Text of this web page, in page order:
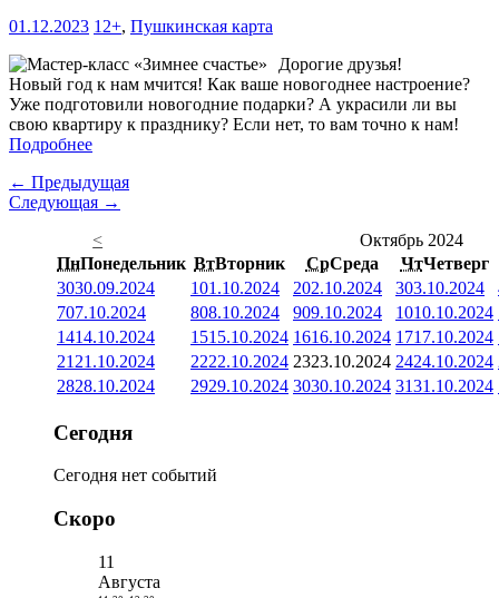
01.12.2023 12+, Пушкинская карта
Дорогие друзья!
Новый год к нам мчится! Как ваше новогоднее настроение?
Уже подготовили новогодние подарки? А украсили ли вы
свою квартиру к празднику? Если нет, то вам точно к нам!
Подробнее
← Предыдущая
Следующая →
<
Октябрь 2024
ПнПонедельник ВтВторник СрСреда ЧтЧетверг
3030.09.2024 101.10.2024 202.10.2024 303.10.2024
707.10.2024 808.10.2024 909.10.2024 1010.10.2024
1414.10.2024 1515.10.2024 1616.10.2024 1717.10.2024
21 21.10.2024 2222.10.2024 2323.10.2024 2424.10.2024
2828.10.2024 2929.10.2024 3030.10.2024 3131.10.2024
Сегодня
Сегодня нет событий
Скоро
11
Августа